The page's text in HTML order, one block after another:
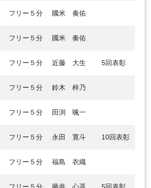
フリー５分 國米 奏佑
フリー５分 國米 奏佑
フリー５分 近藤 大生 5回表彰
フリー５分 鈴木 梓乃
フリー５分 田渕 颯一
フリー５分 永田 寛斗 10回表彰
フリー５分 福島 衣織